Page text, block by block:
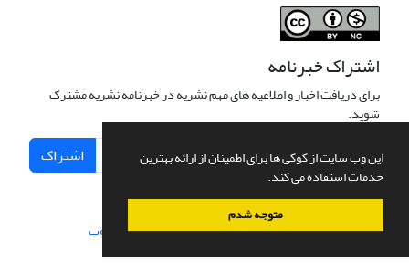
این وب سایت از کوکی ها برای اطمینان از ارائه بهترین
خدمات استفاده می کند.
متوجه شدم
اشتراک خبرنامه
برای دریافت اخبار و اطلاعیه های مهم نشریه در خبرنامه نشریه مشترک
شوید.
اشتراک
سامانه مدیریت نشریات علمی.طراحی و پیاده سازی از سیناوب